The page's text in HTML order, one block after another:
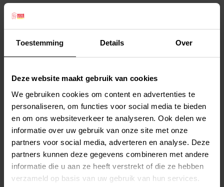
Toestemming Details Over
Deze website maakt gebruik van cookies
We gebruiken cookies om content en advertenties te
personaliseren, om functies voor social media te bieden
en om ons websiteverkeer te analyseren. Ook delen we
informatie over uw gebruik van onze site met onze
partners voor social media, adverteren en analyse. Deze
partners kunnen deze gegevens combineren met andere
informatie die u aan ze heeft verstrekt of die ze hebben
verzameld op basis van uw gebruik van hun services.
Beeztees orthopedische hondenmand Zia Beige
Met de Beeztees Memory Foam Hondenmand Zia
bent u er zeker van dat uw hond comfortabel kan
hondenmand is namelijk gevuld met memory
foam vlokken. Memory foam zorgt ervoor dat de
druk op de gewrichten en rug van uw hond
worden verminderd. Tevens draagt het bij aan
het ontspannen van de spieren en bevordert het
de doorbloeding. Ideaal dus voor de wat oudere
honden of honden met gewrichtsproblemen. De
hoes van de luxe hondenmand is gemaakt van
Lees meer
Productspecificaties
Stel uw bestelherinnering in:(2 weken)
Elke
2 weken
Elke
4 weken
Elke
6 weken